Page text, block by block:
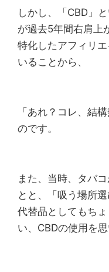
しかし、「CBD」
が過去5年間右肩上
特化したアフィリ
いることから、
「あれ？コレ、結
のです。
また、当時、タバ
とと、「吸う場所
代替品としてもち
い、CBDの使用を思